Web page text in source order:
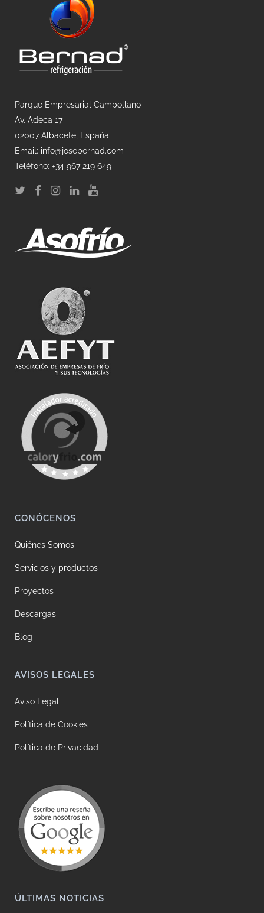
Parque Empresarial Campollano
Av. Adeca 17
02007 Albacete, España
Email: info@josebernad.com
Teléfono: +34 967 219 649
CONÓCENOS
Quiénes Somos
Servicios y productos
Proyectos
Descargas
Blog
AVISOS LEGALES
Aviso Legal
Política de Cookies
Política de Privacidad
ÚLTIMAS NOTICIAS